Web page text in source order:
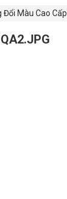
Đổi Màu Cao Cấp